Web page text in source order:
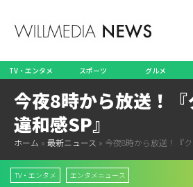
TV・エンタメ スポーツ グルメ
今夜8時から放送！
違和感SP』
ホーム » 最新ニュース » 今夜8時から放送！『ク
TV・エンタメ エンタメニュース